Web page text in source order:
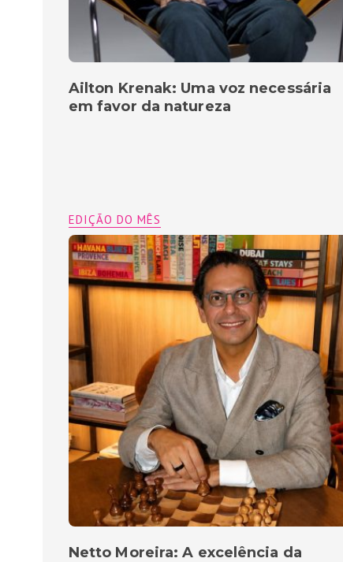
Ailton Krenak: Uma voz necessária
em favor da natureza
EDIÇÃO DO MÊS
Netto Moreira: A excelência da